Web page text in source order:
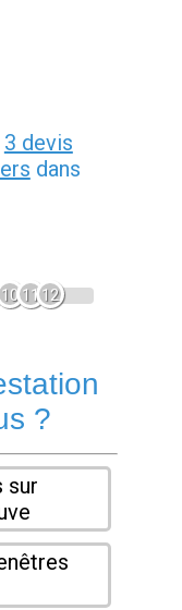
3 devis
dans
1011 12
?
sur